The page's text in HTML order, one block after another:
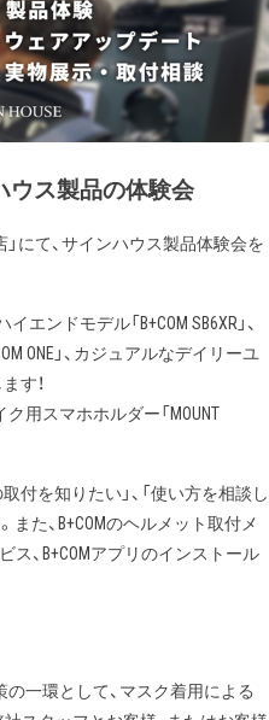
ウス製品の体験会
にて、サインハウス製品体験会を
エンドモデル「B+COM SB6XR」、
ONE」、カジュアルなデイリーユ
す！
用スマホホルダー「MOUNT
付を知りたい」、「使い方を相談し
また、B+COMのヘルメット取付メ
、B+COMアプリのインストール
一環として、マスク着用による